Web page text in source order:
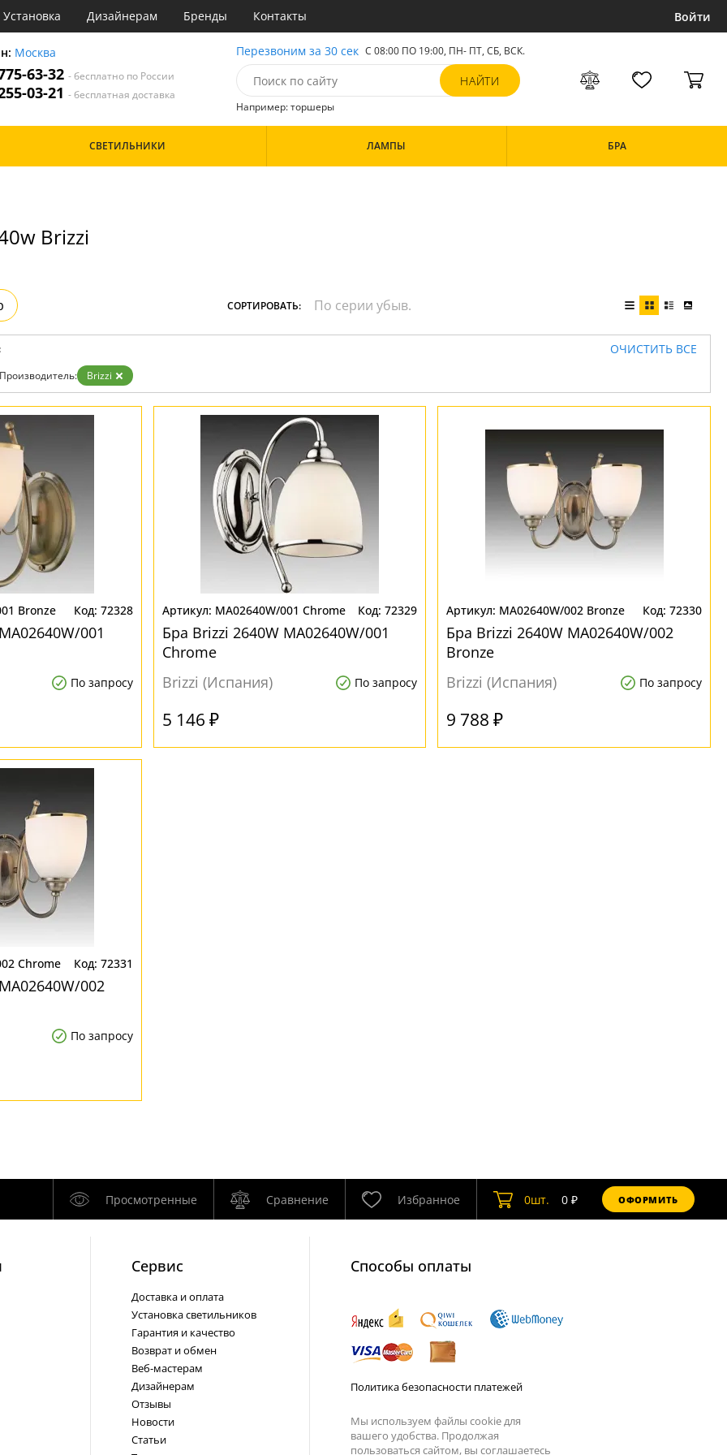
Установка Дизайнерам Бренды Контакты Войти
Москва
63-32- бесплатно по России
03-21- бесплатная доставка
Перезвоним за 30 сек С 08:00 ПО 19:00, ПН- ПТ, СБ, ВСК.
Например: торшеры
СВЕТИЛЬНИКИ ЛАМПЫ БРА
Brizzi
СОРТИРОВАТЬ:
ОЧИСТИТЬ ВСЕ
Производитель: Brizzi
Bronze 72328
001
По запросу
MA02640W/001 Chrome 72329
Бра Brizzi 2640W MA02640W/001
Chrome
Brizzi (Испания)
По запросу
5 146 ₽
MA02640W/002 Bronze 72330
Бра Brizzi 2640W MA02640W/002
Bronze
Brizzi (Испания)
По запросу
9 788 ₽
Chrome 72331
002
По запросу
Просмотренные Сравнение Избранное 0шт. 0₽ ОФОРМИТЬ
Cервис
Доставка и оплата
Установка светильников
Гарантия и качество
Возврат и обмен
Веб-мастерам
Дизайнерам
Отзывы
Новости
Статьи
Способы оплаты
Политика безопасности платежей
Мы используем файлы cookie для
вашего удобства. Продолжая
пользоваться сайтом, вы соглашаетесь